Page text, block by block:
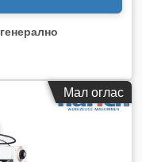
генерално
Мал оглас